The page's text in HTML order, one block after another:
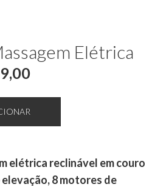
Elétrica
O
preço
atual
€ 999,00.
elétrica reclinável em couro
8 motores de